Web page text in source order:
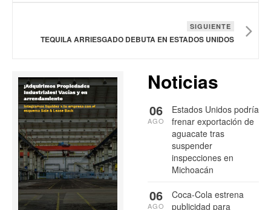
SIGUIENTE
TEQUILA ARRIESGADO DEBUTA EN ESTADOS UNIDOS
Noticias
Estados Unidos podría
frenar exportación de
aguacate tras
suspender
inspecciones en
Michoacán
06
AGO
Coca-Cola estrena
publicidad para
06
AGO